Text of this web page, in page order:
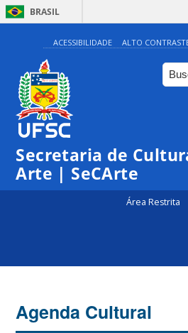
BRASIL
ACESSIBILIDADE ALTO
Secretaria de
Arte | SeCArte
Área Restrita
Agenda Cultural